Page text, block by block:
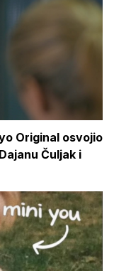
Original osvojio
Čuljak i